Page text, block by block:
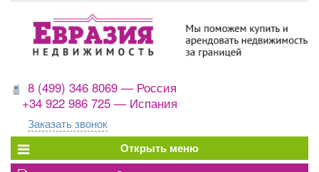
8 (499) 346 8069 — Россия
+34 922 986 725 — Испания
Заказать звонок